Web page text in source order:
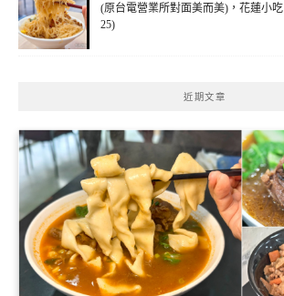
(原台電營業所對面美而美)，花蓮小吃
25)
近期文章